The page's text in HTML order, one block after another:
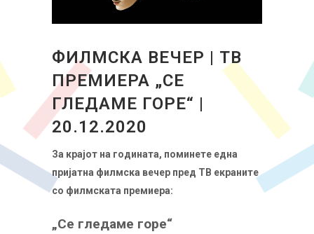
ФИЛМСКА ВЕЧЕР | ТВ
ПРЕМИЕРА „СЕ
ГЛЕДАМЕ ГОРЕ“ |
20.12.2020
За крајот на годината, поминете една
пријатна филмска вечер пред ТВ екраните
со филмската премиера:
„Се гледаме горе“